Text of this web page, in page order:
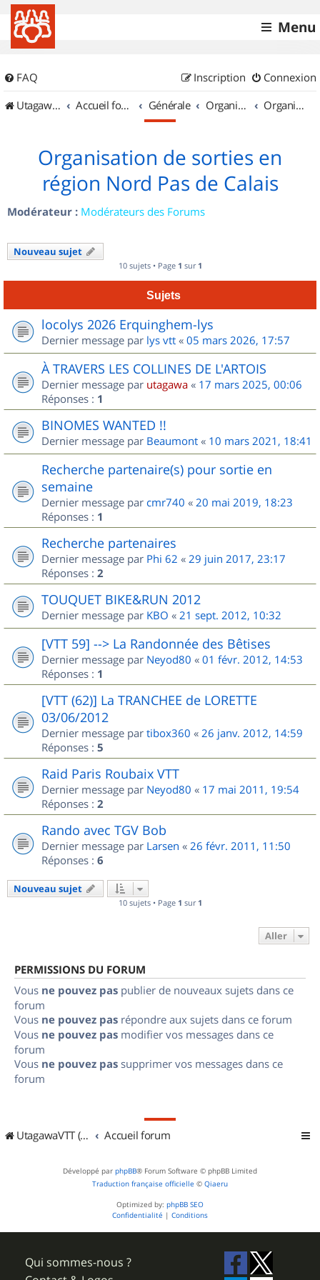
Menu
FAQ Connexion
Inscription
UtagawaVTT (Randos VTT et VTTAE avec traces GPS)
Accueil forum Générale Organisation de sorties & Recherche de partenaires Organisation de sorties en région Nord Pas de Calais
Organisation de sorties en
région Nord Pas de Calais
Modérateur : Modérateurs des Forums
Nouveau sujet
10 sujets • Page 1 sur 1
Sujets
locolys 2026 Erquinghem-lys
Dernier message par lys vtt « 05 mars 2026, 17:57
À TRAVERS LES COLLINES DE L'ARTOIS
Dernier message par utagawa « 17 mars 2025, 00:06
Réponses : 1
BINOMES WANTED !!
Dernier message par Beaumont « 10 mars 2021, 18:41
Recherche partenaire(s) pour sortie en
semaine
Dernier message par cmr740 « 20 mai 2019, 18:23
Réponses : 1
Recherche partenaires
Dernier message par Phi 62 « 29 juin 2017, 23:17
Réponses : 2
TOUQUET BIKE&RUN 2012
Dernier message par KBO « 21 sept. 2012, 10:32
[VTT 59] --> La Randonnée des Bêtises
Dernier message par Neyod80 « 01 févr. 2012, 14:53
Réponses : 1
[VTT (62)] La TRANCHEE de LORETTE
03/06/2012
Dernier message par tibox360 « 26 janv. 2012, 14:59
Réponses : 5
Raid Paris Roubaix VTT
Dernier message par Neyod80 « 17 mai 2011, 19:54
Réponses : 2
Rando avec TGV Bob
Dernier message par Larsen « 26 févr. 2011, 11:50
Réponses : 6
Nouveau sujet
10 sujets • Page 1 sur 1
Aller
PERMISSIONS DU FORUM
Vous ne pouvez pas publier de nouveaux sujets dans ce
forum
Vous ne pouvez pas répondre aux sujets dans ce forum
Vous ne pouvez pas modifier vos messages dans ce
forum
Vous ne pouvez pas supprimer vos messages dans ce
forum
UtagawaVTT (Randos VTT et VTTAE avec traces GPS) Accueil forum
Développé par phpBB® Forum Software © phpBB Limited
Traduction française officielle © Qiaeru
Optimized by: phpBB SEO
Confidentialité | Conditions
Qui sommes-nous ?